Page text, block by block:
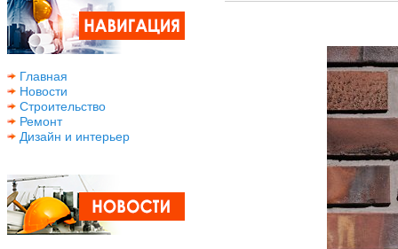
Главная
Новости
Строительство
Ремонт
Дизайн и интерьер